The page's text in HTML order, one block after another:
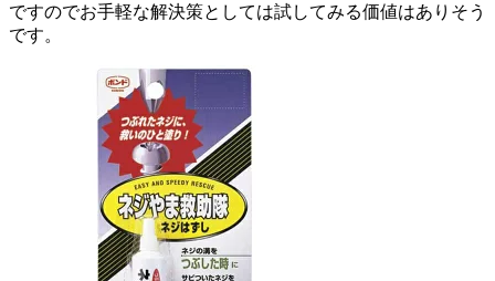
ですのでお手軽な解決策としては試してみる価値はありそう
です。